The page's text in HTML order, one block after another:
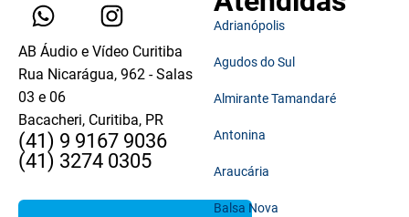
AB Áudio e Vídeo Curitiba
Rua Nicarágua, 962 - Salas
03 e 06
Bacacheri, Curitiba, PR
(41) 9 9167 9036
(41) 3274 0305
Adrianópolis
Agudos do Sul
Almirante Tamandaré
Antonina
Araucária
Balsa Nova